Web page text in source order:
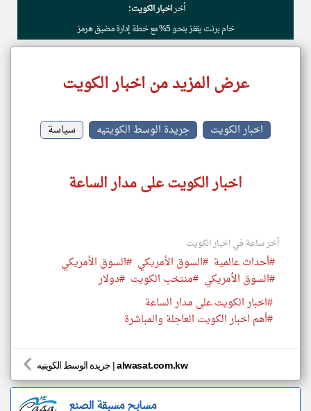
أخراخبار الكويت:
خام برنت يقفز بنحو 5% مع خطة إدارة مضيق هرمز
عرض المزيد من اخبار الكويت
اخبار الكويت جريدة الوسط الكويتيه سياسة
اخبار الكويت على مدار الساعة
أخر ساعة في اخبار الكويت
#أحداث عالمية #السوق الأمريكي #السوق الأمريكي
#السوق الأمريكي #منتخب الكويت #دولار
#اخبار الكويت على مدار الساعة
#أهم اخبار الكويت العاجلة والمباشرة
جريدة الوسط الكويتيه |alwasat.com.kw
مسابح مسبقة الصنع